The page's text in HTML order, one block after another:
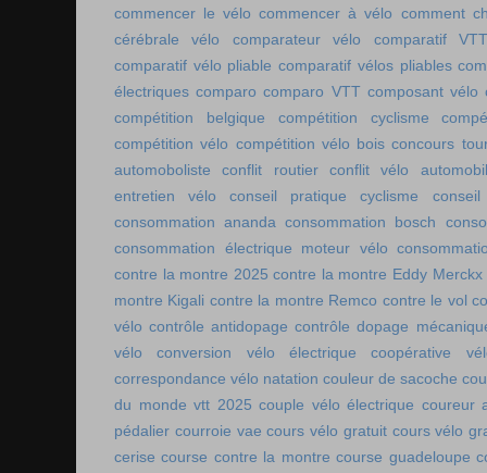
commencer le vélo commencer à vélo comment
cérébrale vélo
comparateur vélo
comparatif
comparatif vélo pliable comparatif vélos pliables
électriques comparo comparo VTT composant vélo
compétition belgique
compétition cyclisme
compétition vélo compétition vélo bois concours
automoboliste
conflit routier
conflit vélo
entretien vélo
conseil pratique cyclisme
consommation ananda consommation bosch
consommation électrique moteur vélo
contre la montre 2025 contre la montre Eddy Merckx
montre Kigali contre la montre Remco contre le vol
vélo contrôle antidopage contrôle dopage
vélo
conversion vélo électrique
coopérative
correspondance vélo natation couleur de sacoche
du monde vtt 2025 couple vélo électrique coureur
pédalier courroie vae cours vélo gratuit cours vélo
cerise course contre la montre course guadeloupe